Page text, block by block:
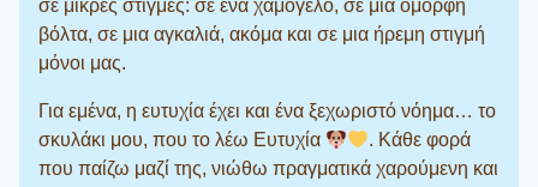
σε μικρές στιγμές: σε ένα χαμόγελο, σε μια όμορφη
βόλτα, σε μια αγκαλιά, ακόμα και σε μια ήρεμη στιγμή
μόνοι μας.
Για εμένα, η ευτυχία έχει και ένα ξεχωριστό νόημα… το
σκυλάκι μου, που το λέω Ευτυχία
. Κάθε φορά
που παίζω μαζί της, νιώθω πραγματικά χαρούμενη και